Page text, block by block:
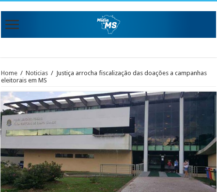
Home / Noticias / Justiça arrocha fiscalização das doações a campanhas
eleitorais em MS